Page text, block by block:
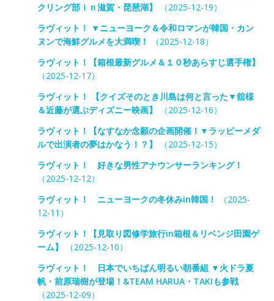
クリング部ｉｎ滋賀・琵琶湖】
（2025-12-19）
ラヴィット！ ▼ニューヨーク＆令和ロマンが韓国・カン
ヌンで海鮮グルメを大満喫！
（2025-12-18）
ラヴィット！【箱根最新グルメ＆１０秒あらすじ選手権】
（2025-12-17）
ラヴィット！ 【クイズそのとき川島は何と言った▼舘様
＆近藤が選ぶディズニー映画】
（2025-12-16）
ラヴィット！【なすなか念願の企画開催！▼ラッピーメダ
ルで出演者の夢はかなう！？】
（2025-12-15）
ラヴィット！ 好きな男性アナウンサーランキング！
（2025-12-12）
ラヴィット！ ニューヨークの冬休みin韓国！
（2025-
12-11）
ラヴィット！【見取り図修学旅行in箱根＆リベンジ田園ゲ
ーム】
（2025-12-10）
ラヴィット！ 日本でいちばん明るい朝番組 ▼火ドラ夏
帆・前原瑞樹が登場！&TEAM HARUA・TAKIも参戦
（2025-12-09）